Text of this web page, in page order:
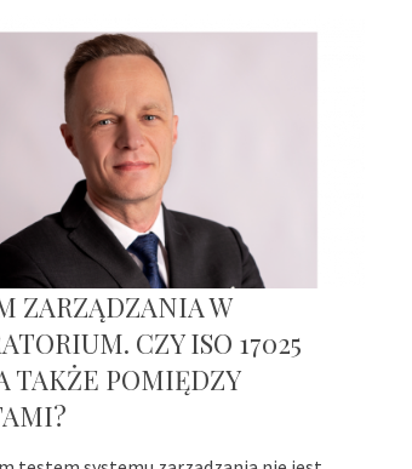
ZARZĄDZANIA W
CZY ISO 17025
TAKŻE POMIĘDZY